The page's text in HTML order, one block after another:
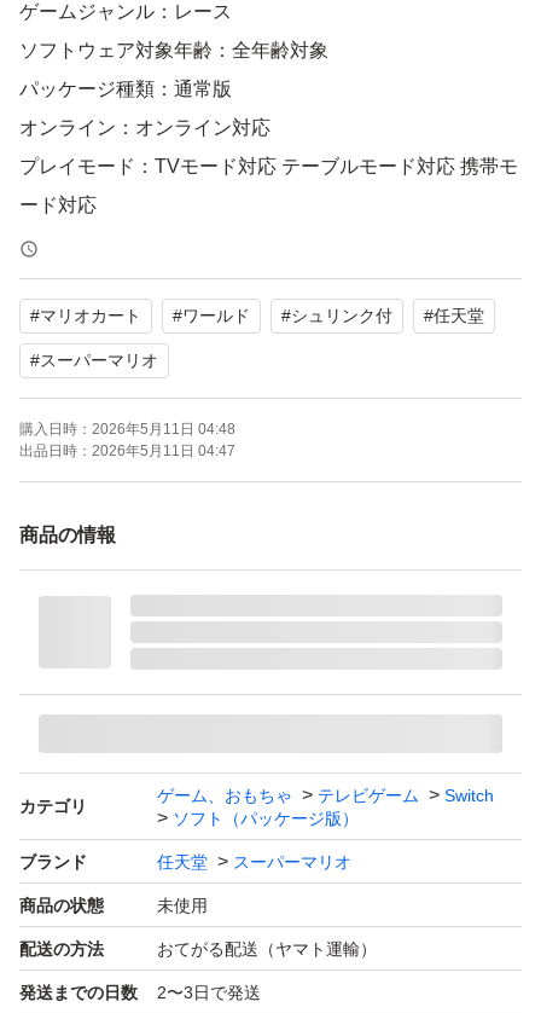
ゲームジャンル：レース
ソフトウェア対象年齢：全年齢対象
パッケージ種類：通常版
オンライン：オンライン対応
プレイモード：TVモード対応 テーブルモード対応 携帯モ
ード対応
携帯モードプレイ人数：1.0 人
#マリオカート #ワールド #シュリンク付 #任天堂
#スーパーマリオ
購入日時： 2026年5月11日 04:48
出品日時： 2026年5月11日 04:47
商品の情報
カテゴリ
ゲーム、おもちゃ テレビゲーム
Switch
ソフト（パッケージ版）
ブランド 任天堂 スーパーマリオ
商品の状態 未使用
配送の方法 おてがる配送（ヤマト運輸）
発送までの日数 2〜3日で発送